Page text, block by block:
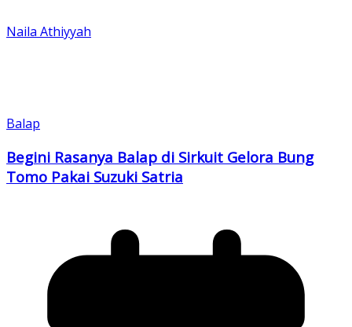
Naila Athiyyah
Balap
Begini Rasanya Balap di Sirkuit Gelora Bung
Tomo Pakai Suzuki Satria